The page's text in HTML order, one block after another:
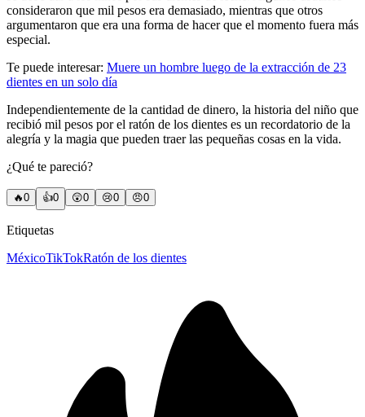
consideraron que mil pesos era demasiado, mientras que otros
argumentaron que era una forma de hacer que el momento fuera más
especial.
Te puede interesar: Muere un hombre luego de la extracción de 23
dientes en un solo día
Independientemente de la cantidad de dinero, la historia del niño que
recibió mil pesos por el ratón de los dientes es un recordatorio de la
alegría y la magia que pueden traer las pequeñas cosas en la vida.
¿Qué te pareció?
🔥0 👍0 😲0 😢0 😠0
Etiquetas
MéxicoTikTokRatón de los dientes